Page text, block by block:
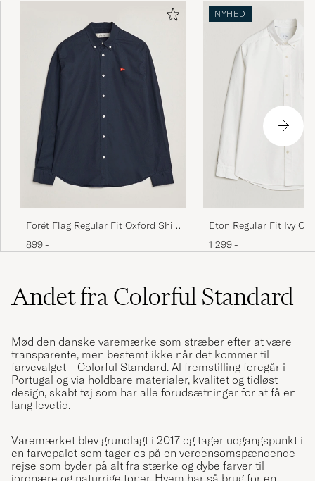
finns en skiftning i rött som saknas i
verkligheten, något missbelåten.
IVAR J KØBTE PÅ CAREOFCARL.SE
Fin skjorta
JAN N KØBTE PÅ CAREOFCARL.SE
Excellent quality and very quick delivery thank
LESLEY G KØBTE PÅ CAREOFCARL.COM
Stoff auch ohne t-Shirt drunter im Sommer
Snygg skjorta med fin mörkblå färg i mitt fall.
God men inte supergod bomullskvalitet.
vilket dock bara är snyggt, men bla detta gör
att den blir liten i storleken. Fick gå upp från L
till XL, vilket inte hänt förr.
Forét Flag Regular Fit Oxford Shirt
Navy
899,-
NYHED
Eton Regular Fit Ivy
White
1 299,-
Andet fra Colorful Standard
Mød den danske varemærke som stræber efter at være
transparente, men bestemt ikke når det kommer til
farvevalget – Colorful Standard. Al fremstilling foregår i
Portugal og via holdbare materialer, kvalitet og tidløst
design, skabt tøj som har alle forudsætninger for at få en
lang levetid.
Varemærket blev grundlagt i 2017 og tager udgangspunkt i
en farvepalet som tager os på en verdensomspændende
rejse som byder på alt fra stærke og dybe farver til
jordnære og naturrige toner. Hvem har så brug for en